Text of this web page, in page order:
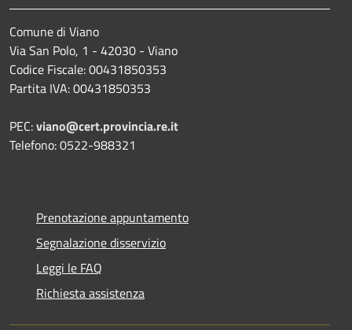
Comune di Viano
Via San Polo, 1 - 42030 - Viano
Codice Fiscale: 00431850353
Partita IVA: 00431850353
PEC:viano@cert.provincia.re.it
Telefono: 0522-988321
Prenotazione appuntamento
Segnalazione disservizio
Leggi le FAQ
Richiesta assistenza